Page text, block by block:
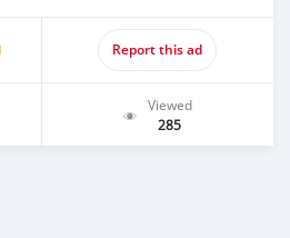
Report this ad
Viewed
285